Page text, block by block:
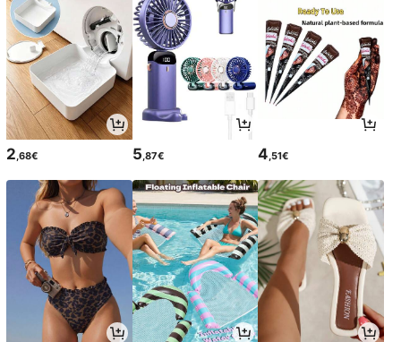
2,68€ 5,87€ 4,51€